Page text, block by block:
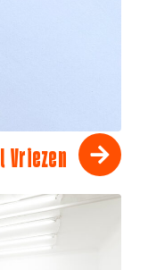
Vriezen